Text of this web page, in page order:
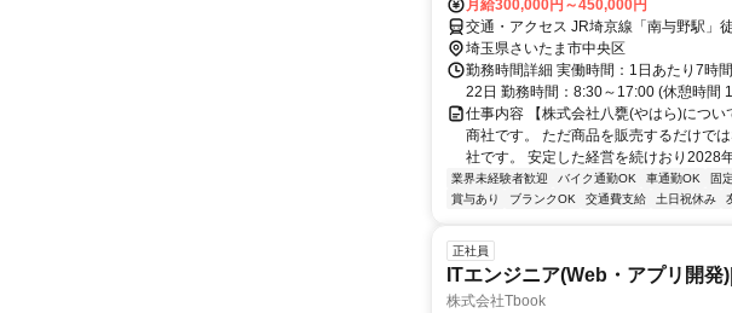
月給300,000円～450,000円
交通・アクセス JR埼京線「南与野駅」
埼玉県さいたま市中央区
勤務時間詳細 実働時間：1日あたり7時
22日 勤務時間：8:30～17:00 (休憩時間
仕事内容 【株式会社八甕(やはら)につ
商社です。 ただ商品を販売するだけで
社です。 安定した経営を続けおり2028
業界未経験者歓迎 バイク通勤OK 車通勤OK 固
賞与あり
ブランクOK 交通費支給 土日祝休み
正社員
ITエンジニア(Web・アプリ開発
株式会社Tbook